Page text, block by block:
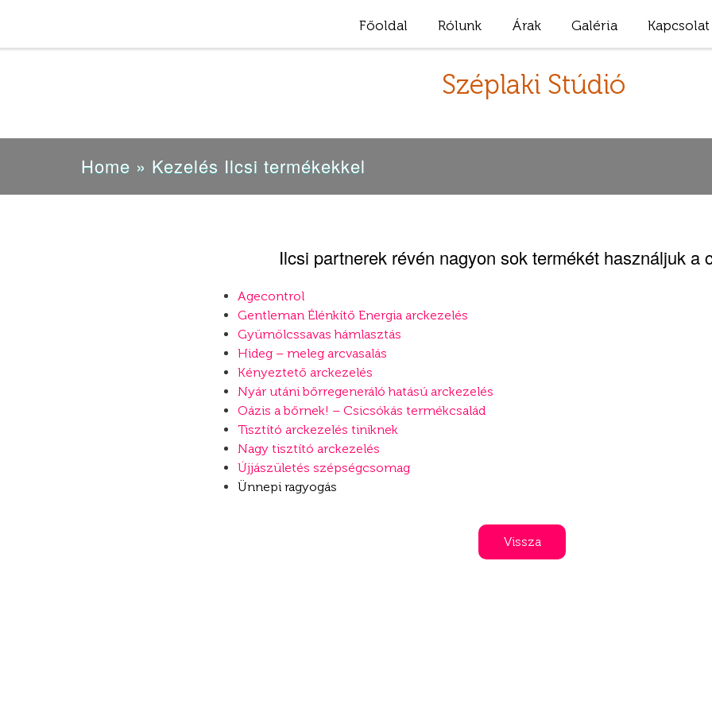
Főoldal Rólunk Árak Galéria Kapcsolat
Széplaki Stúdió
Home » Kezelés Ilcsi termékekkel
Ilcsi partnerek révén nagyon sok termékét használjuk a
Agecontrol
Gentleman Élénkítő Energia arckezelés
Gyümölcssavas hámlasztás
Hideg – meleg arcvasalás
Kényeztető arckezelés
Nyár utáni bőrregeneráló hatású arckezelés
Oázis a bőrnek! – Csicsókás termékcsalád
Tisztító arckezelés tiniknek
Nagy tisztító arckezelés
Újjászületés szépségcsomag
Ünnepi ragyogás
Vissza